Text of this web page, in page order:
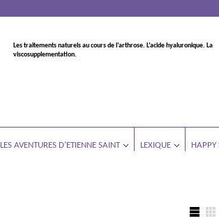
Les traitements naturels au cours de l’arthrose. L’acide hyaluronique. La
viscosupplementation.
LES AVENTURES D’ETIENNE SAINT LEXIQUE HAPPY